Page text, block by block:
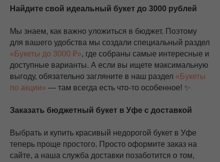
Найдите свой идеальный букет до 3000 рублей
Мы знаем, как важно уложиться в бюджет. Поэтому
для вашего удобства мы создали специальный раздел
«Букеты до 3000 ₽», где собраны самые интересные и
доступные варианты. А если вы ищете максимальную
выгоду, обязательно загляните в наш раздел «Букеты
по акции» — там всегда есть что-то особенное! ✨
Заказать бюджетный букет в Уфе с доставкой
Выбрать и купить красивый недорогой букет в Уфе
теперь проще простого. Просто оформите заказ на
сайте, а наша служба доставки позаботится о том,